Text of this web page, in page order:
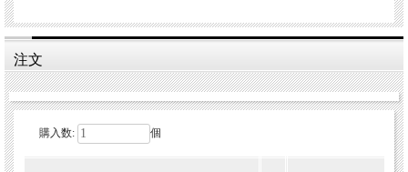
注文
購入数: 個